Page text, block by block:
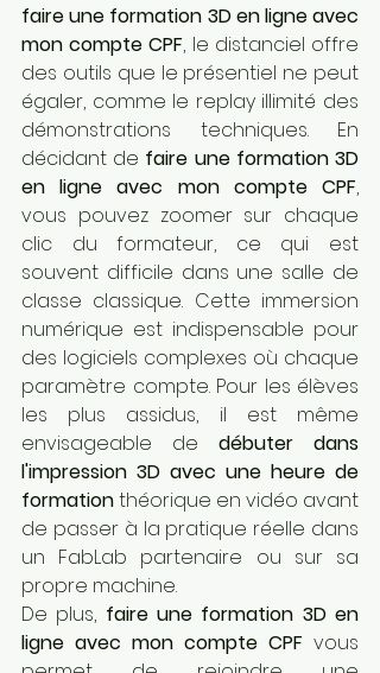
faire une formation 3D en ligne avec
mon compte CPF, le distanciel offre
des outils que le présentiel ne peut
égaler, comme le replay illimité des
démonstrations techniques. En
décidant de faire une formation 3D
en ligne avec mon compte CPF,
vous pouvez zoomer sur chaque
clic du formateur, ce qui est
souvent difficile dans une salle de
classe classique. Cette immersion
numérique est indispensable pour
des logiciels complexes où chaque
paramètre compte. Pour les élèves
les plus assidus, il est même
envisageable de débuter dans
l'impression 3D avec une heure de
formation théorique en vidéo avant
de passer à la pratique réelle dans
un FabLab partenaire ou sur sa
propre machine.
De plus, faire une formation 3D en
ligne avec mon compte CPF vous